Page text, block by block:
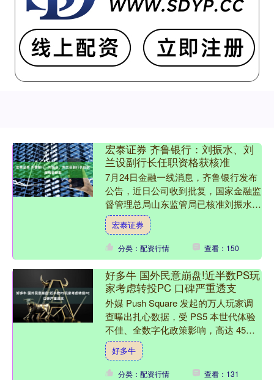
宏泰证券 齐鲁银行：刘振水、刘
兰设副行长任职资格获核准
7月24日金融一线消息，齐鲁银行发布
公告，近日公司收到批复，国家金融监
督管理总局山东监管局已核准刘振水、
刘兰设公司副行长任职资格。 海量资
讯、精准解读，尽在新浪....
宏泰证券
分类：配资行情 查看：150
好多牛 国外民意崩盘!近半数PS玩
家考虑转投PC 口碑严重透支
外媒 Push Square 发起的万人玩家调
查曝出扎心数据，受 PS5 本世代体验
不佳、全数字化政策影响，高达 45%
的核心 PlayStation 玩家正....
好多牛
分类：配资行情 查看：131